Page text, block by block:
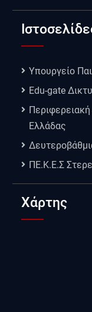
Υπουργείο
Edu-gate
Ελλάδας
ΠΕ.Κ.Ε.Σ
Χάρτης